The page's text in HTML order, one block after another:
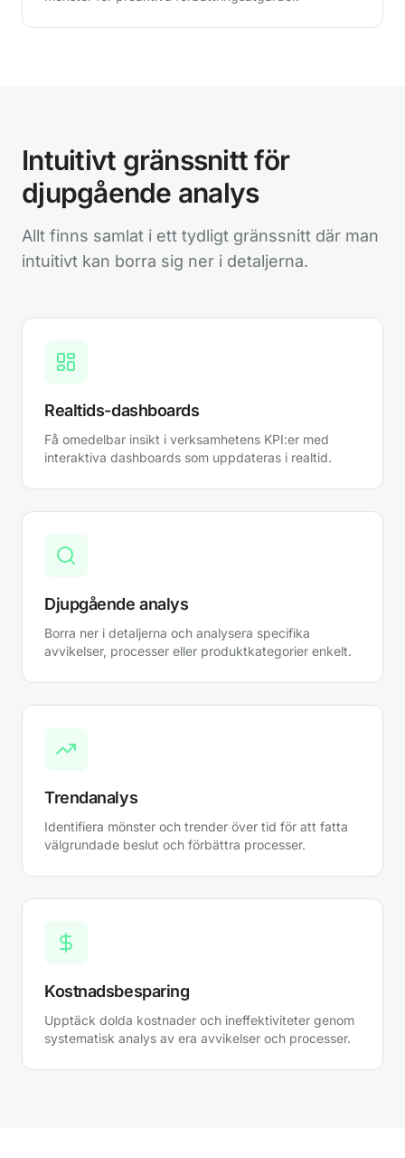
Intuitivt gränssnitt för
djupgående analys
Allt finns samlat i ett tydligt gränssnitt där man
intuitivt kan borra sig ner i detaljerna.
Realtids-dashboards
Få omedelbar insikt i verksamhetens KPI:er med
interaktiva dashboards som uppdateras i realtid.
Djupgående analys
Borra ner i detaljerna och analysera specifika
avvikelser, processer eller produktkategorier enkelt.
Trendanalys
Identifiera mönster och trender över tid för att fatta
välgrundade beslut och förbättra processer.
Kostnadsbesparing
Upptäck dolda kostnader och ineffektiviteter genom
systematisk analys av era avvikelser och processer.